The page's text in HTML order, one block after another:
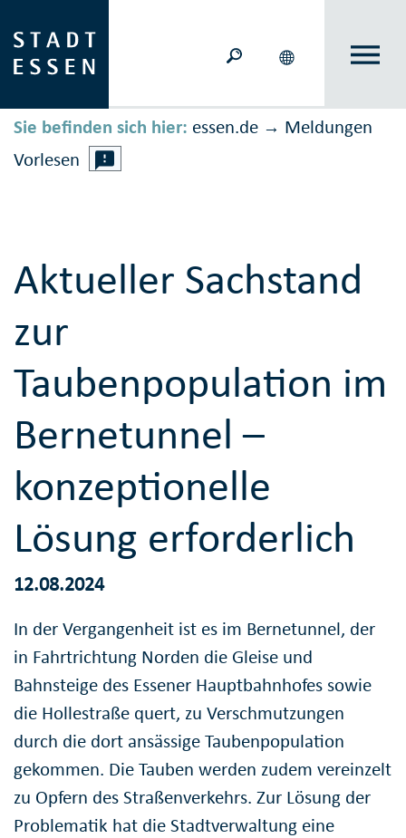
Sie befinden sich hier: essen.de → Meldungen
Vorlesen
Aktueller Sachstand
zur
Taubenpopulation im
Bernetunnel –
konzeptionelle
Lösung erforderlich
12.08.2024
In der Vergangenheit ist es im Bernetunnel, der
in Fahrtrichtung Norden die Gleise und
Bahnsteige des Essener Hauptbahnhofes sowie
die Hollestraße quert, zu Verschmutzungen
durch die dort ansässige Taubenpopulation
gekommen. Die Tauben werden zudem vereinzelt
zu Opfern des Straßenverkehrs. Zur Lösung der
Problematik hat die Stadtverwaltung eine